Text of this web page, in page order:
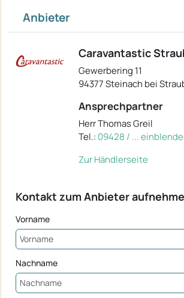
Anbieter
Caravantastic
Gewerbering 11
94377 Steinach bei
Ansprechpartner
Herr Thomas Greil
Tel.: 09428 / ...
Zur Händlerseite
Kontakt zum Anbieter
Vorname
Nachname